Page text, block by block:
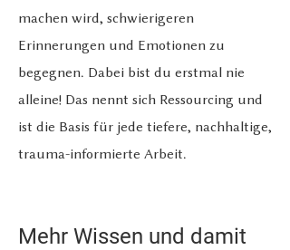
machen wird, schwierigeren
Erinnerungen und Emotionen zu
begegnen. Dabei bist du erstmal nie
alleine! Das nennt sich Ressourcing und
ist die Basis für jede tiefere, nachhaltige,
trauma-informierte Arbeit.
Mehr Wissen und damit